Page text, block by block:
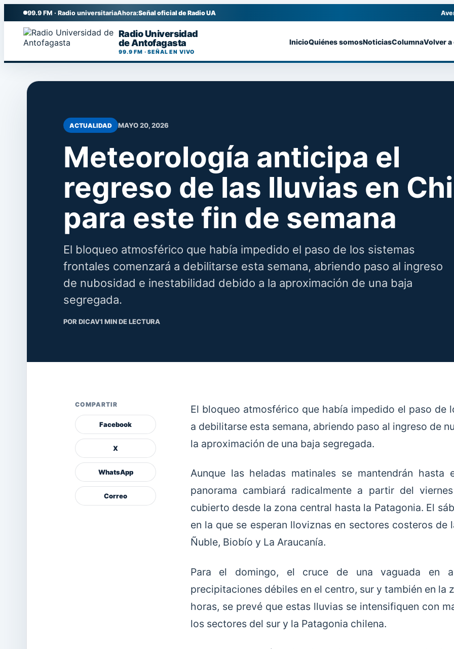
99.9 FM · Radio universitariaAhora:Señal oficial de Radio UA
Radio Universidad
de Antofagasta
99.9 FM · SEÑAL EN VIVO
InicioQuiénes somosNoticiasColumnaVolver
ACTUALIDAD MAYO 20, 2026
Meteorología anticipa el
regreso de las lluvias en
para este fin de semana
El bloqueo atmosférico que había impedido el paso de los sistemas
frontales comenzará a debilitarse esta semana, abriendo paso al ingreso
de nubosidad e inestabilidad debido a la aproximación de una baja
segregada.
POR DICAV1 MIN DE LECTURA
COMPARTIR
Facebook
X
WhatsApp
Correo
El bloqueo atmosférico que había impedido el paso de
a debilitarse esta semana, abriendo paso al ingreso de
la aproximación de una baja segregada.
Aunque las heladas matinales se mantendrán
panorama cambiará radicalmente a partir del
cubierto desde la zona central hasta la Patagonia. El
en la que se esperan lloviznas en sectores costeros de
Ñuble, Biobío y La Araucanía.
Para el domingo, el cruce de una vaguada en
precipitaciones débiles en el centro, sur y también en la
horas, se prevé que estas lluvias se intensifiquen con
los sectores del sur y la Patagonia chilena.